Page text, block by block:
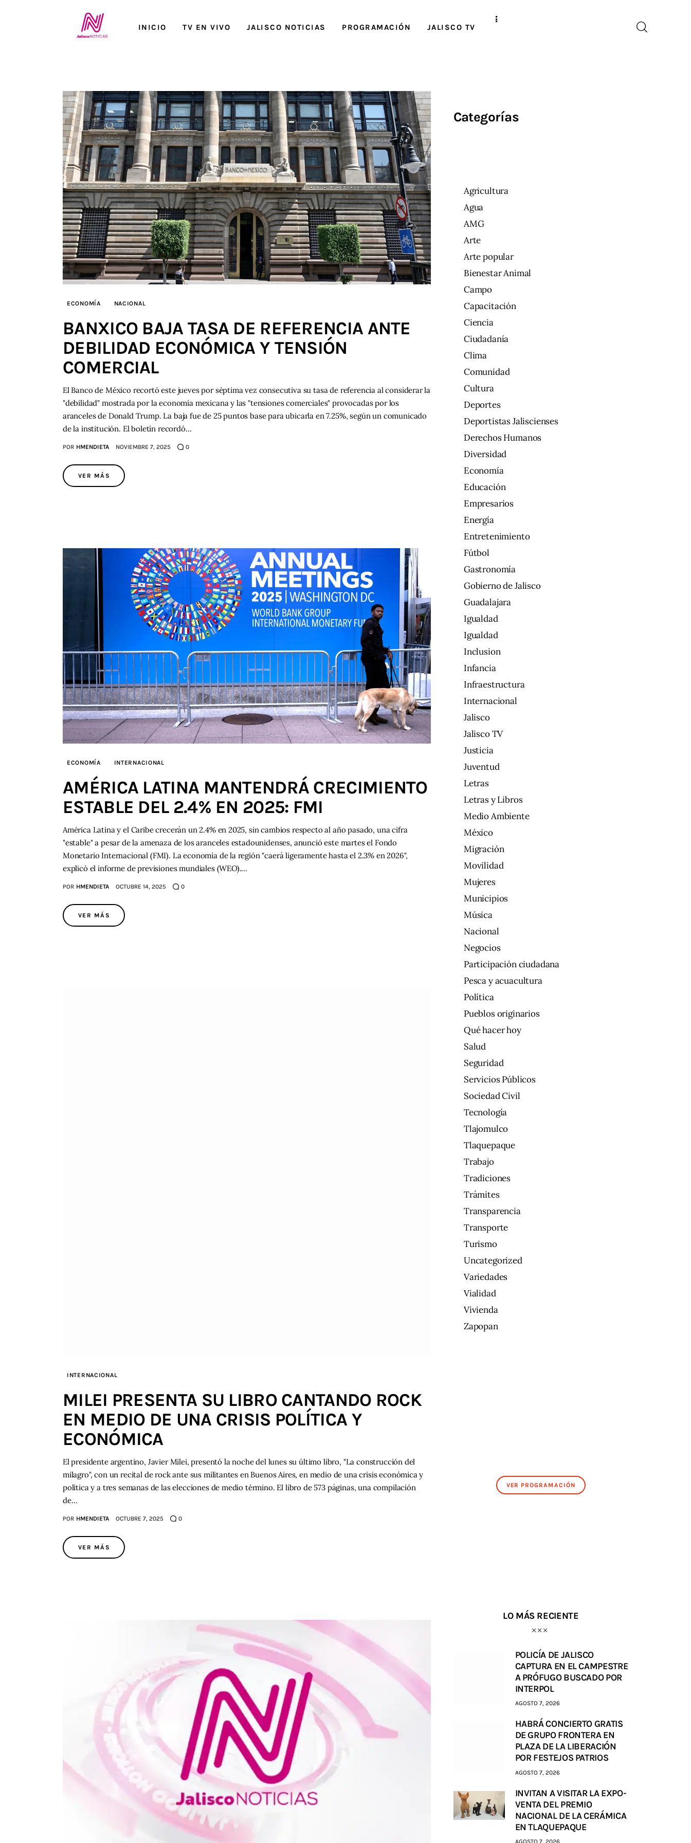
INICIO TV EN VIVO JALISCO NOTICIAS PROGRAMACIÓN JALISCO TV
Jalisco RADIO / En Vivo
ECONOMÍA NACIONAL
BANXICO BAJA TASA DE REFERENCIA ANTE
DEBILIDAD ECONÓMICA Y TENSIÓN
COMERCIAL
El Banco de México recortó este jueves por séptima vez consecutiva su tasa de referencia al considerar la
"debilidad" mostrada por la economía mexicana y las "tensiones comerciales" provocadas por los
aranceles de Donald Trump. La baja fue de 25 puntos base para ubicarla en 7.25%, según un comunicado
de la institución. El boletín recordó…
POR HMENDIETA NOVIEMBRE 7, 2025 0
VER MÁS
ECONOMÍA INTERNACIONAL
AMÉRICA LATINA MANTENDRÁ CRECIMIENTO
ESTABLE DEL 2.4% EN 2025: FMI
América Latina y el Caribe crecerán un 2.4% en 2025, sin cambios respecto al año pasado, una cifra
"estable" a pesar de la amenaza de los aranceles estadounidenses, anunció este martes el Fondo
Monetario Internacional (FMI). La economía de la región "caerá ligeramente hasta el 2.3% en 2026",
explicó el informe de previsiones mundiales (WEO).…
POR HMENDIETA OCTUBRE 14, 2025 0
VER MÁS
INTERNACIONAL
MILEI PRESENTA SU LIBRO CANTANDO ROCK
EN MEDIO DE UNA CRISIS POLÍTICA Y
ECONÓMICA
El presidente argentino, Javier Milei, presentó la noche del lunes su último libro, "La construcción del
milagro", con un recital de rock ante sus militantes en Buenos Aires, en medio de una crisis económica y
política y a tres semanas de las elecciones de medio término. El libro de 573 páginas, una compilación
de…
POR HMENDIETA OCTUBRE 7, 2025 0
VER MÁS
Categorías
Agricultura
Agua
AMG
Arte
Arte popular
Bienestar Animal
Campo
Capacitación
Ciencia
Ciudadanía
Clima
Comunidad
Cultura
Deportes
Deportistas Jaliscienses
Derechos Humanos
Diversidad
Economía
Educación
Empresarios
Energía
Entretenimiento
Fútbol
Gastronomía
Gobierno de Jalisco
Guadalajara
Igualdad
Igualdad
Inclusion
Infancia
Infraestructura
Internacional
Jalisco
Jalisco TV
Justicia
Juventud
Letras
Letras y Libros
Medio Ambiente
México
Migración
Movilidad
Mujeres
Municipios
Música
Nacional
Negocios
Participación ciudadana
Pesca y acuacultura
Política
Pueblos originarios
Qué hacer hoy
Salud
Seguridad
Servicios Públicos
Sociedad Civil
Tecnología
Tlajomulco
Tlaquepaque
Trabajo
Tradiciones
Trámites
Transparencia
Transporte
Turismo
Uncategorized
Variedades
Vialidad
Vivienda
Zapopan
VER PROGRAMACIÓN
LO MÁS RECIENTE
POLICÍA DE JALISCO
CAPTURA EN EL CAMPESTRE
A PRÓFUGO BUSCADO POR
INTERPOL
AGOSTO 7, 2026
HABRÁ CONCIERTO GRATIS
DE GRUPO FRONTERA EN
PLAZA DE LA LIBERACIÓN
POR FESTEJOS PATRIOS
AGOSTO 7, 2026
INVITAN A VISITAR LA EXPO-
VENTA DEL PREMIO
NACIONAL DE LA CERÁMICA
EN TLAQUEPAQUE